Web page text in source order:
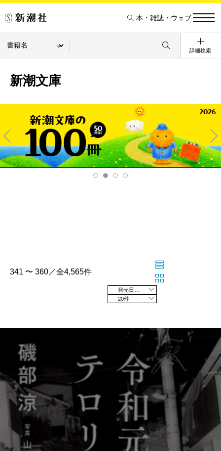
本・雑誌・ウェブ
詳細検索
新潮文庫
Pre
v
Ne
xt
341 〜 360／全4,565件
20件